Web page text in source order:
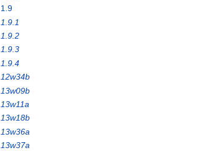
1.9
1.9.1
1.9.2
1.9.3
1.9.4
12w34b
13w09b
13w11a
13w18b
13w36a
13w37a